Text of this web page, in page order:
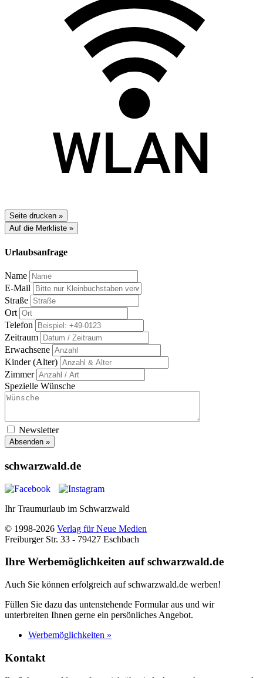
Seite drucken »
Auf die Merkliste »
Urlaubsanfrage
Name
E-Mail
Straße
Ort
Telefon
Zeitraum
Erwachsene
Kinder (Alter)
Zimmer
Spezielle Wünsche
Newsletter
Absenden »
schwarzwald.de
Ihr Traumurlaub im Schwarzwald
© 1998-2026 Verlag für Neue Medien
Freiburger Str. 33 - 79427 Eschbach
Ihre Werbemöglichkeiten auf schwarzwald.de
Auch Sie können erfolgreich auf schwarzwald.de werben!
Füllen Sie dazu das untenstehende Formular aus und wir
unterbreiten Ihnen gerne ein persönliches Angebot.
Werbemöglichkeiten »
Kontakt